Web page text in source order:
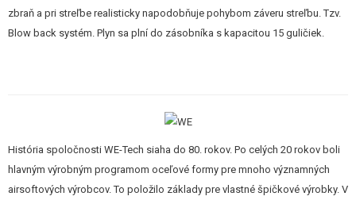
STAVEBNICE, MODELY
POŠKODENÝ, POUŽITÝ TOVAR
NOVÝ TOVAR
ZĽAVY, AKCIE
zbraň a pri streľbe realisticky napodobňuje pohybom záveru streľbu. Tzv.
Blow back systém. Plyn sa plní do zásobníka s kapacitou 15 guličiek.
História spoločnosti WE-Tech siaha do 80. rokov. Po celých 20 rokov boli
hlavným výrobným programom oceľové formy pre mnoho významných
airsoftových výrobcov. To položilo základy pre vlastné špičkové výrobky. V